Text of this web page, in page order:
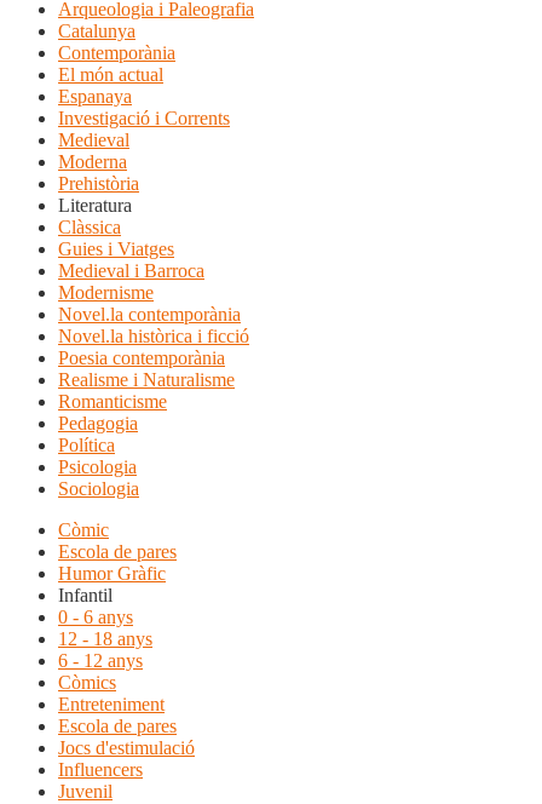
Arqueologia i Paleografia
Catalunya
Contemporània
El món actual
Espanaya
Investigació i Corrents
Medieval
Moderna
Prehistòria
Literatura
Clàssica
Guies i Viatges
Medieval i Barroca
Modernisme
Novel.la contemporània
Novel.la històrica i ficció
Poesia contemporània
Realisme i Naturalisme
Romanticisme
Pedagogia
Política
Psicologia
Sociologia
Còmic
Escola de pares
Humor Gràfic
Infantil
0 - 6 anys
12 - 18 anys
6 - 12 anys
Còmics
Entreteniment
Escola de pares
Jocs d'estimulació
Influencers
Juvenil